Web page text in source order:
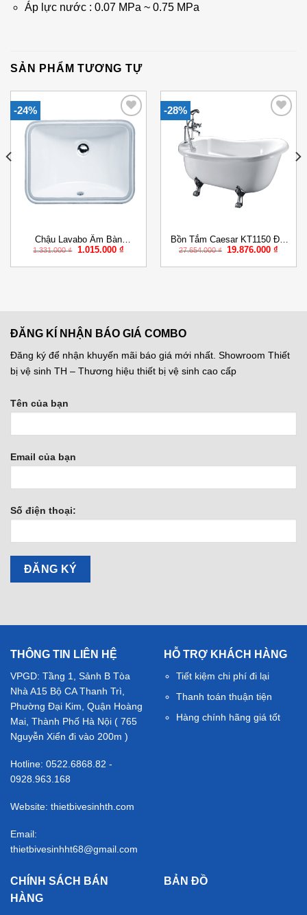
Áp lực nước : 0.07 MPa ~ 0.75 MPa
SẢN PHẨM TƯƠNG TỰ
-24%
Chậu Lavabo Âm Bàn
CAESAR L5125 Chữ Nhật
1.331.000₫
Giá
là:
1.015.000 ₫Giá
tại
-28%
Add to
Wishlist
Bồn Tắm Caesar KT1150 Đặt
Sàn 1.5M
27.654.000₫ Giá
là:
19.876.000₫
tại
ĐĂNG KÍ NHẬN BÁO GIÁ COMBO
Đăng ký để nhận khuyến mãi báo giá mới nhất. Showroom Thiết
bị vệ sinh TH – Thương hiệu thiết bị vệ sinh cao cấp
Tên của bạn
Email của bạn
Số điện thoại:
THÔNG TIN LIÊN HỆ
VPGD: Tầng 1, Sảnh B Tòa
Nhà A15 Bộ CA Thanh Trì,
Phường Đại Kim, Quận Hoàng
Mai, Thành Phố Hà Nội ( 765
Nguyễn Xiển đi vào 200m )
Hotline: 0522.6868.82 -
0928.963.168
Website: thietbivesinhth.com
Email:
thietbivesinhht68@gmail.com
HỖ TRỢ KHÁCH HÀNG
Tiết kiệm chi phí đi lại
Thanh toán thuận tiện
Hàng chính hãng giá tốt
CHÍNH SÁCH BÁN
HÀNG
BẢN ĐỒ